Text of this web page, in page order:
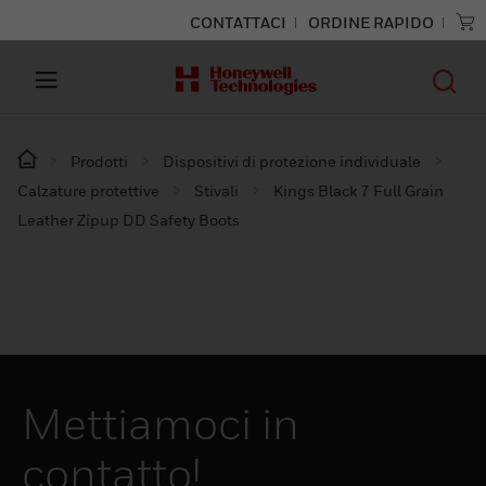
CONTATTACI ORDINE RAPIDO
Prodotti
Dispositivi di protezione individuale
Calzature protettive
Stivali
Kings Black 7 Full Grain
Leather Zipup DD Safety Boots
Mettiamoci in
contatto!